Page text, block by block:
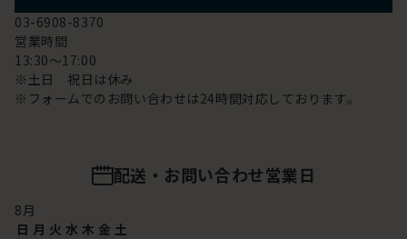
03-6908-8370
営業時間
13:30～17:00
※土日 祝日は休み
※フォームでのお問い合わせは24時間対応しております。
配送・お問い合わせ営業日
8月
日 月 火 水 木 金 土